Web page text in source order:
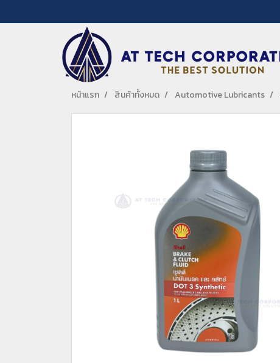
หน้าแรก สินค้าทั้งหมด Automotive Lubricants